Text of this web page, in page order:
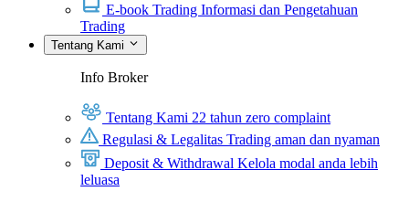
E-book Trading Informasi dan Pengetahuan
Trading
Tentang Kami
Info Broker
Tentang Kami 22 tahun zero complaint
Regulasi & Legalitas Trading aman dan nyaman
Deposit & Withdrawal Kelola modal anda lebih
leluasa